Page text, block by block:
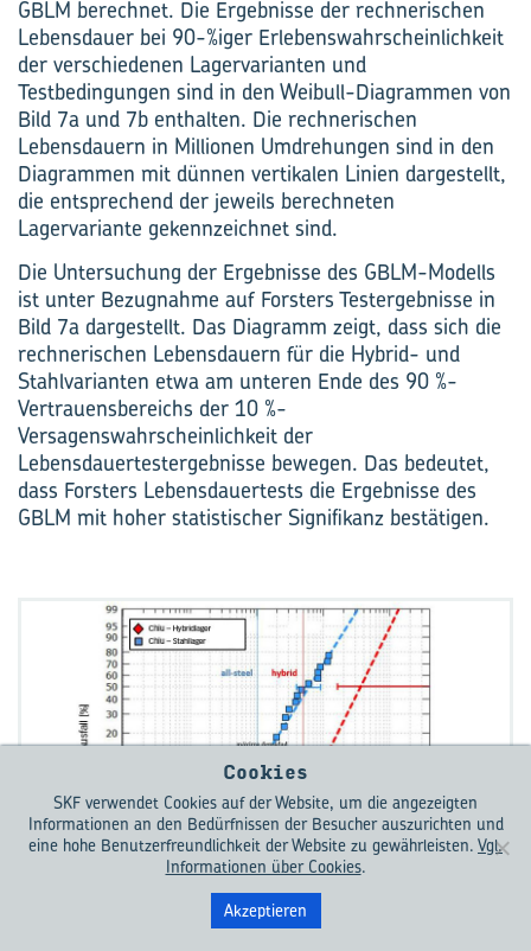
GBLM berechnet. Die Ergebnisse der rechnerischen
Lebensdauer bei 90-%iger Erlebenswahrscheinlichkeit
der verschiedenen Lagervarianten und
Testbedingungen sind in den Weibull-Diagrammen von
Bild 7a und 7b enthalten. Die rechnerischen
Lebensdauern in Millionen Umdrehungen sind in den
Diagrammen mit dünnen vertikalen Linien dargestellt,
die entsprechend der jeweils berechneten
Lagervariante gekennzeichnet sind.
Die Untersuchung der Ergebnisse des GBLM-Modells
ist unter Bezugnahme auf Forsters Testergebnisse in
Bild 7a dargestellt. Das Diagramm zeigt, dass sich die
rechnerischen Lebensdauern für die Hybrid- und
Stahlvarianten etwa am unteren Ende des 90 %-
Vertrauensbereichs der 10 %-
Versagenswahrscheinlichkeit der
Lebensdauertestergebnisse bewegen. Das bedeutet,
dass Forsters Lebensdauertests die Ergebnisse des
GBLM mit hoher statistischer Signifikanz bestätigen.
Bild 7b: Berechnete und effektive Lebensdauer von
Cookies
SKF verwendet Cookies auf der Website, um die angezeigten
Informationen an den Bedürfnissen der Besucher auszurichten und
eine hohe Benutzerfreundlichkeit der Website zu gewährleisten. Vgl.
Informationen über Cookies.
Akzeptieren